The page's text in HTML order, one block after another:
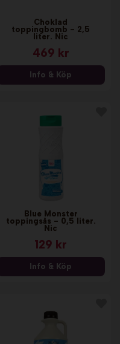
Choklad
toppingbomb - 2,5
liter. Nic
469 kr
Info & Köp
Blue Monster
toppingsås - 0,5 liter.
Nic
129 kr
Info & Köp